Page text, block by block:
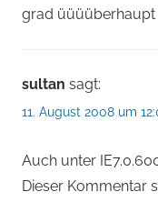
grad üüüüberhaupt
sultan sagt:
11. August 2008 um
Auch unter
Dieser Kommentar